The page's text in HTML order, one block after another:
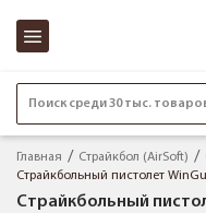
Поиск среди 30 тыс.
Главная Страйкбол (AirSoft)
Страйкбольный пистолет
Страйкбольный